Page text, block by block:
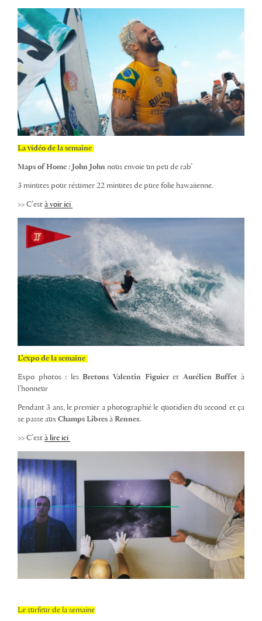
La vidéo de la semaine
Maps of Home : John John nous envoie un peu de rab’
3 minutes pour résumer 22 minutes de pure folie hawaiienne.
>> C’est à voir ici
L’expo de la semaine
Expo photos : lesBretons Valentin Figuieret Aurélien Buffetà
l’honneur
Pendant 3 ans, le premier a photographié le quotidien du second et ça
se passe aux Champs Libres à Rennes.
>> C’est à lire ici
Le surfeur de la semaine